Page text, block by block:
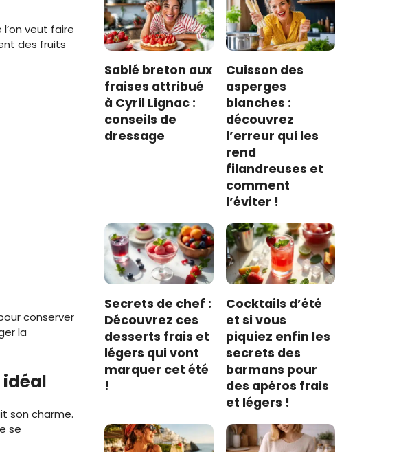
veut faire
des fruits
conserver
la
idéal
son charme.
se
Sablé breton aux
fraises attribué
à Cyril Lignac :
conseils de
dressage
Cuisson des
asperges
blanches :
découvrez
l’erreur qui les
rend
filandreuses et
comment
l’éviter !
Secrets de chef :
Découvrez ces
desserts frais et
légers qui vont
marquer cet été
!
Cocktails d’été
et si vous
piquiez enfin les
secrets des
barmans pour
des apéros frais
et légers !